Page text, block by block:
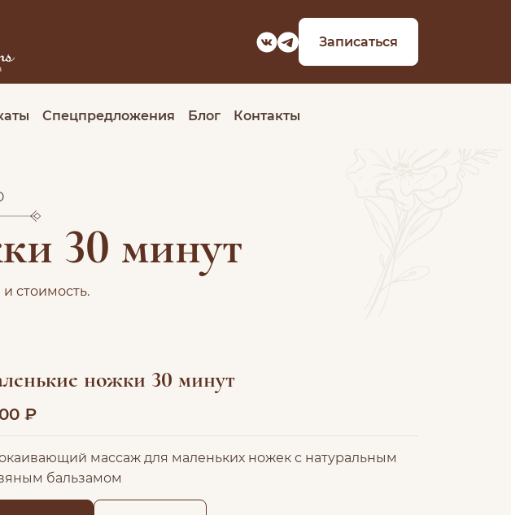
Записаться
Спецпредложения Блог Контакты
30 минут
стоимость.
ножки 30 минут
₽
массаж для маленьких ножек с натуральным
бальзамом